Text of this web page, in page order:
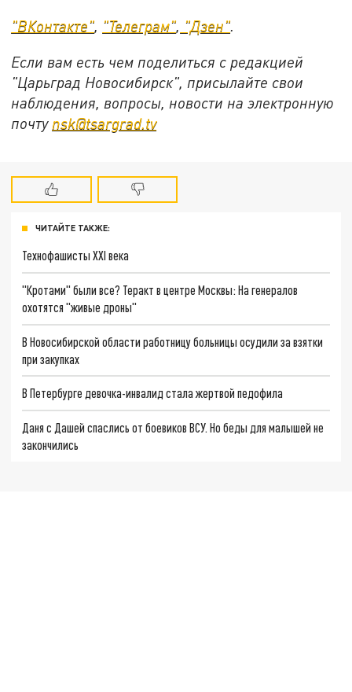
"ВКонтакте", "Телеграм", "Дзен".
Если вам есть чем поделиться с редакцией
"Царьград Новосибирск", присылайте свои
наблюдения, вопросы, новости на электронную
почту nsk@tsargrad.tv
ЧИТАЙТЕ ТАКЖЕ:
Технофашисты XXI века
"Кротами" были все? Теракт в центре Москвы: На генералов
охотятся "живые дроны"
В Новосибирской области работницу больницы осудили за взятки
при закупках
В Петербурге девочка-инвалид стала жертвой педофила
Даня с Дашей спаслись от боевиков ВСУ. Но беды для малышей не
закончились